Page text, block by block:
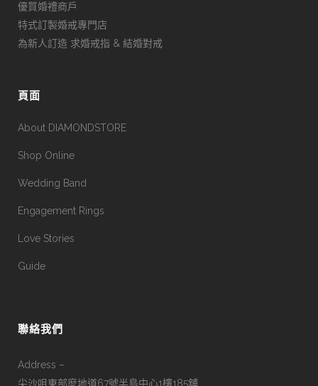
優質婚禮商戶
特式訂製婚戒專門店
為新人訂造 求婚戒指 & 結婚對戒
頁面
About DIAMONDSTORE
Shop Online
Wedding Band
Engagement Rings
Love Stories
Guide
聯絡我們
Address –
尖沙咀東部麼地道67號半島中心1樓185舖